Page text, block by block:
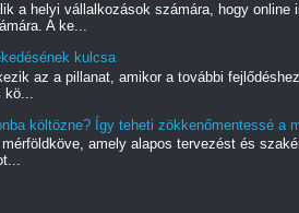
a helyi vállalkozások számára, hogy online
A ke...
kulcsa
az a pillanat, amikor a további
költözne? Így teheti zökkenőmentessé a
amely alapos tervezést és